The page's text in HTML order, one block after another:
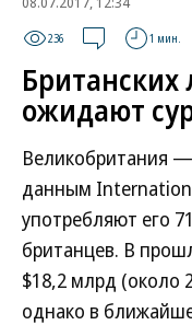
236 1 мин.
ожидают
Великобритания
данным
употребляют его
британцев. В
$18,2 млрд (около
однако в